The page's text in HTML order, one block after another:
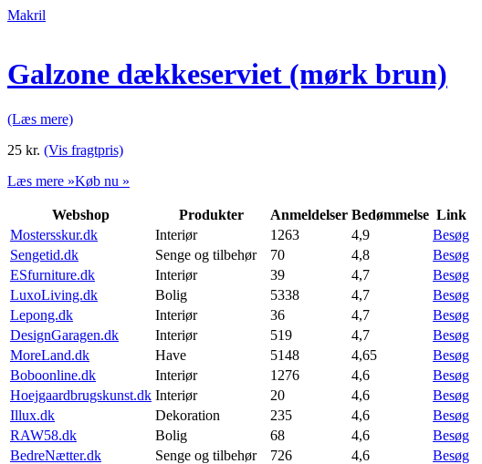
Makril
Galzone dækkeserviet (mørk brun)
(Læs mere)
25 kr. (Vis fragtpris)
Læs mere »Køb nu »
Webshop Produkter Anmeldelser Bedømmelse Link
Mostersskur.dk
Interiør 1263 4,9
Besøg
Sengetid.dk
Senge og tilbehør 70 4,8
Besøg
ESfurniture.dk
Interiør 39 4,7
Besøg
LuxoLiving.dk
Bolig 5338 4,7
Besøg
Lepong.dk
Interiør 36 4,7
Besøg
DesignGaragen.dk
Interiør 519 4,7
Besøg
MoreLand.dk
Have 5148 4,65
Besøg
Boboonline.dk
Interiør 1276 4,6
Besøg
Hoejgaardbrugskunst.dk Interiør 20 4,6
Besøg
Illux.dk
Dekoration 235 4,6
Besøg
RAW58.dk
Bolig 68 4,6
Besøg
BedreNætter.dk
Senge og tilbehør 726 4,6
Besøg